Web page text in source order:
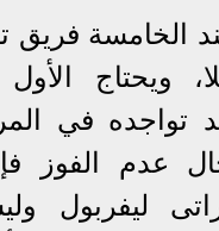
الخامسة
ويحتاج
تواجده في
عدم الفوز
ليفربول